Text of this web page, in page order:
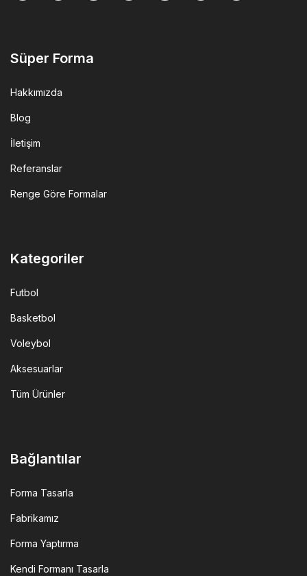
Süper Forma
Hakkımızda
Blog
İletişim
Referanslar
Renge Göre Formalar
Kategoriler
Futbol
Basketbol
Voleybol
Aksesuarlar
Tüm Ürünler
Bağlantılar
Forma Tasarla
Fabrikamız
Forma Yaptırma
Kendi Formanı Tasarla